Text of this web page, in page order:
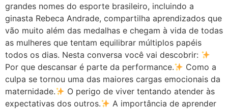
grandes nomes do esporte brasileiro, incluindo a
ginasta Rebeca Andrade, compartilha aprendizados que
vão muito além das medalhas e chegam à vida de todas
as mulheres que tentam equilibrar múltiplos papéis
todos os dias. Nesta conversa você vai descobrir:
Por que descansar é parte da performance.
Como a
culpa se tornou uma das maiores cargas emocionais da
maternidade.
O perigo de viver tentando atender às
expectativas dos outros.
A importância de aprender